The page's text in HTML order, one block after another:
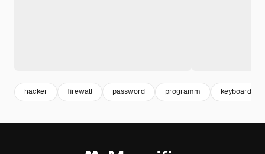
hacker firewall password programm keyboard